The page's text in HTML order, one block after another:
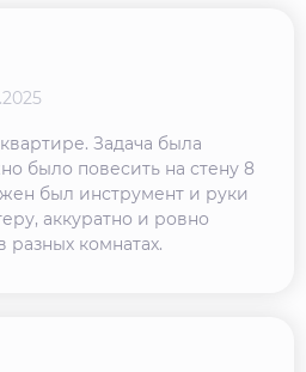
Задача была
было повесить на стену 8
был инструмент и руки
аккуратно и ровно
разных комнатах.